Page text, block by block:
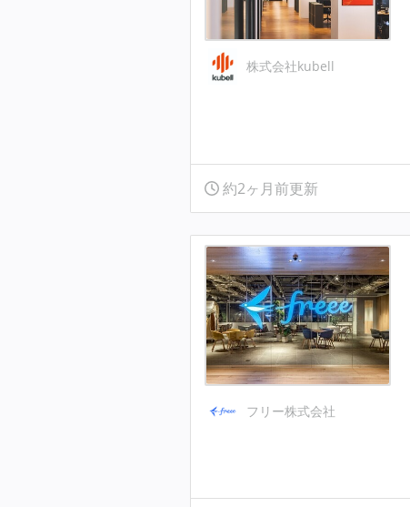
株式会社kubell
約2ヶ月前更新
フリー株式会社